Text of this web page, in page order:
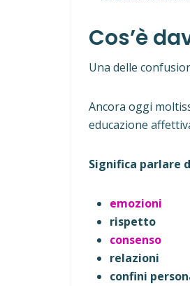
Cos’è
Una delle
Ancora oggi
educazione
Significa parlare
emozioni
rispetto
consenso
relazioni
confini